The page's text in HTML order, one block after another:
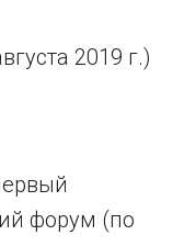
2019 г.)
форум (по